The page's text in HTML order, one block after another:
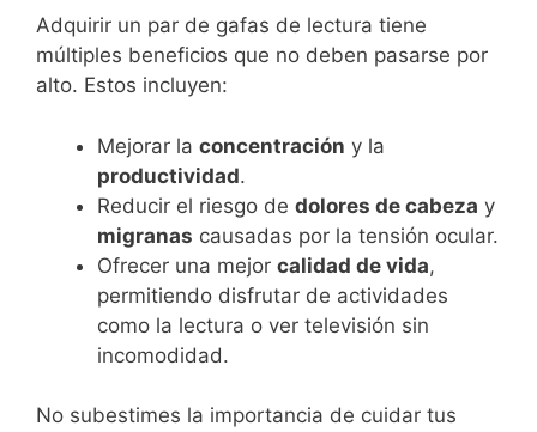
Adquirir un par de gafas de lectura tiene
múltiples beneficios que no deben pasarse por
alto. Estos incluyen:
Mejorar la concentración y la
productividad.
Reducir el riesgo de dolores de cabeza y
migranas causadas por la tensión ocular.
Ofrecer una mejor calidad de vida,
permitiendo disfrutar de actividades
como la lectura o ver televisión sin
incomodidad.
No subestimes la importancia de cuidar tus